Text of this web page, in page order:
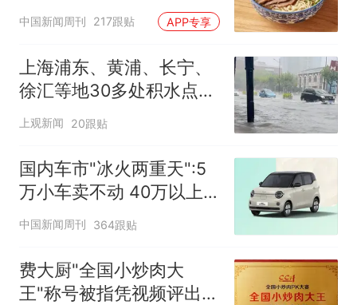
中国新闻周刊 217跟贴 APP专享
上海浦东、黄浦、长宁、
徐汇等地30多处积水点正
在抢排
上观新闻 20跟贴
国内车市"冰火两重天":5
万小车卖不动 40万以上
的抢购
中国新闻周刊 364跟贴
费大厨"全国小炒肉大
王"称号被指凭视频评出